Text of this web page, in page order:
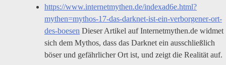
https://www.internetmythen.de/indexad6e.html?
mythen=mythos-17-das-darknet-ist-ein-verborgener-ort-
des-boesen Dieser Artikel auf Internetmythen.de widmet
sich dem Mythos, dass das Darknet ein ausschließlich
böser und gefährlicher Ort ist, und zeigt die Realität auf.